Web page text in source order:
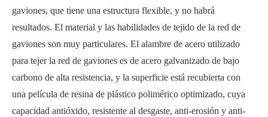
gaviones, que tiene una estructura flexible, y no habrá
resultados. El material y las habilidades de tejido de la red de
gaviones son muy particulares. El alambre de acero utilizado
para tejer la red de gaviones es de acero galvanizado de bajo
carbono de alta resistencia, y la superficie está recubierta con
una película de resina de plástico polimérico optimizado, cuya
capacidad antióxido, resistente al desgaste, anti-erosión y anti-